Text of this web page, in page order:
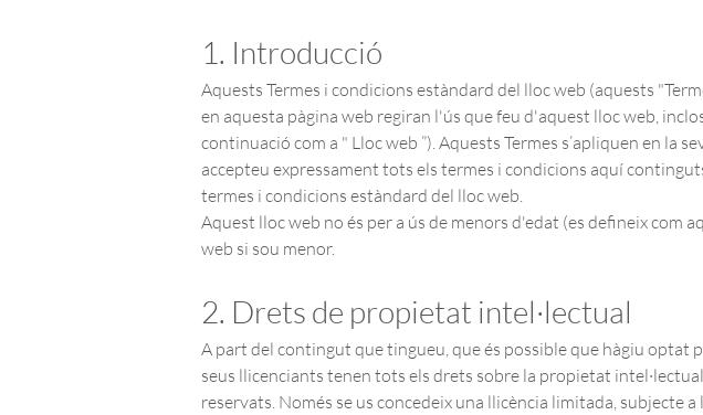
1. Introducció
Aquests Termes i condicions estàndard del lloc web (aquests
en aquesta pàgina web regiran l'ús que feu d'aquest lloc web,
continuació com a " Lloc web ”). Aquests Termes s’apliquen en la
accepteu expressament tots els termes i condicions aquí
termes i condicions estàndard del lloc web.
Aquest lloc web no és per a ús de menors d'edat (es defineix
web si sou menor.
2. Drets de propietat intel·lectual
A part del contingut que tingueu, que és possible que hàgiu optat
seus llicenciants tenen tots els drets sobre la propietat
reservats. Només se us concedeix una llicència limitada, subjecte